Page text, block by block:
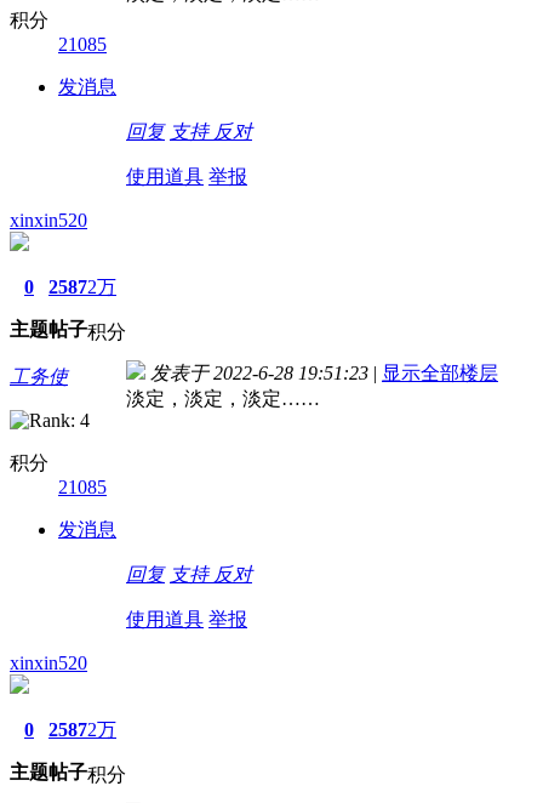
积分
21085
发消息
回复 支持 反对
使用道具 举报
xinxin520
0
主题
2587
帖子
2万
积分
工务使
积分
21085
发消息
发表于 2022-6-28 19:51:23 | 显示全部楼层
淡定，淡定，淡定……
回复 支持 反对
使用道具 举报
xinxin520
0
主题
2587
帖子
2万
积分